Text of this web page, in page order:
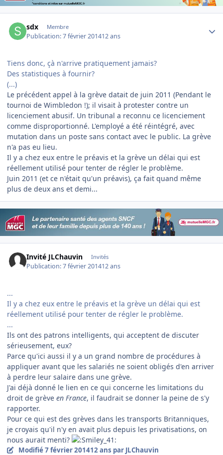
sdx Membre
Publication:7 février 201412 ans
Tiens donc, çà n'arrive pratiquement jamais?
Des statistiques à fournir?
(...)
Le précédent appel à la grève datait de juin 2011 (Pendant le
tournoi de Wimbledon !); il visait à protester contre un
licenciement abusif. Un tribunal a reconnu ce licenciement
comme disproportionné. L'employé a été réintégré, avec
mutation dans un poste sans contact avec le public. La grève
n'a pas eu lieu.
Il y a chez eux entre le préavis et la grève un délai qui est
réellement utilisé pour tenter de régler le problème.
Juin 2011 (et ce n'était qu'un préavis), ça fait quand même
plus de deux ans et demi...
Invité JLChauvin Invités
Publication:7 février 201412 ans
...
Il y a chez eux entre le préavis et la grève un délai qui est
réellement utilisé pour tenter de régler le problème.
...
Ils ont des patrons intelligents, qui acceptent de discuter
sérieusement, eux?
Parce qu'ici aussi il y a un grand nombre de procédures à
appliquer avant que les salariés ne soient obligés d'en arriver
à perdre leur salaire dans une grève.
J'ai déjà donné le lien en ce qui concerne les limitations du
droit de grève en France, il faudrait se donner la peine de s'y
rapporter.
Pour ce qui est des grèves dans les transports Britanniques,
je croyais qu'il n'y en avait plus depuis les privatisations, on
nous aurait menti?
Modifié7 février 201412 ans par JLChauvin